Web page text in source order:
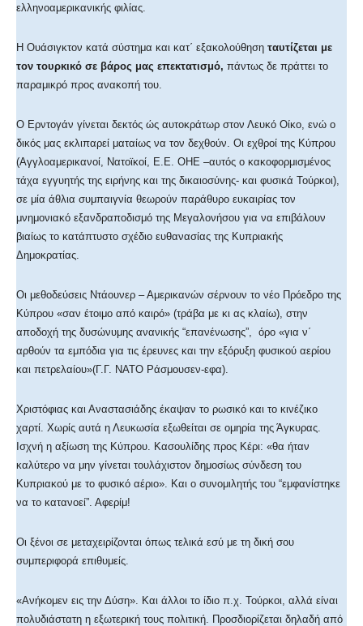
ελληνοαμερικανικής φιλίας.
Η Ουάσιγκτον κατά σύστημα και κατ΄ εξακολούθηση ταυτίζεται με
τον τουρκικό σε βάρος μας επεκτατισμό, πάντως δε πράττει το
παραμικρό προς ανακοπή του.
Ο Ερντογάν γίνεται δεκτός ώς αυτοκράτωρ στον Λευκό Οίκο, ενώ ο
δικός μας εκλιπαρεί ματαίως να τον δεχθούν. Οι εχθροί της Κύπρου
(Αγγλοαμερικανοί, Νατοϊκοί, Ε.Ε. ΟΗΕ –αυτός ο κακοφορμισμένος
τάχα εγγυητής της ειρήνης και της δικαιοσύνης- και φυσικά Τούρκοι),
σε μία άθλια συμπαιγνία θεωρούν παράθυρο ευκαιρίας τον
μνημονιακό εξανδραποδισμό της Μεγαλονήσου για να επιβάλουν
βιαίως το κατάπτυστο σχέδιο ευθανασίας της Κυπριακής
Δημοκρατίας.
Οι μεθοδεύσεις Ντάουνερ – Αμερικανών σέρνουν το νέο Πρόεδρο της
Κύπρου «σαν έτοιμο από καιρό» (τράβα με κι ας κλαίω), στην
αποδοχή της δυσώνυμης ανανικής “επανένωσης”, όρο «για ν΄
αρθούν τα εμπόδια για τις έρευνες και την εξόρυξη φυσικού αερίου
και πετρελαίου»(Γ.Γ. ΝΑΤΟ Ράσμουσεν-εφα).
Χριστόφιας και Αναστασιάδης έκαψαν το ρωσικό και το κινέζικο
χαρτί. Χωρίς αυτά η Λευκωσία εξωθείται σε ομηρία της Άγκυρας.
Ισχνή η αξίωση της Κύπρου. Κασουλίδης προς Κέρι: «θα ήταν
καλύτερο να μην γίνεται τουλάχιστον δημοσίως σύνδεση του
Κυπριακού με το φυσικό αέριο». Και ο συνομιλητής του “εμφανίστηκε
να το κατανοεί”. Αφερίμ!
Οι ξένοι σε μεταχειρίζονται όπως τελικά εσύ με τη δική σου
συμπεριφορά επιθυμείς.
«Ανήκομεν εις την Δύση». Και άλλοι το ίδιο π.χ. Τούρκοι, αλλά είναι
πολυδιάστατη η εξωτερική τους πολιτική. Προσδιορίζεται δηλαδή από